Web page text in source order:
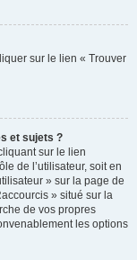
sur le lien « Trouver
et sujets ?
sur le lien
de l’utilisateur, soit en
» sur la page de
» situé sur la
de vos propres
les options